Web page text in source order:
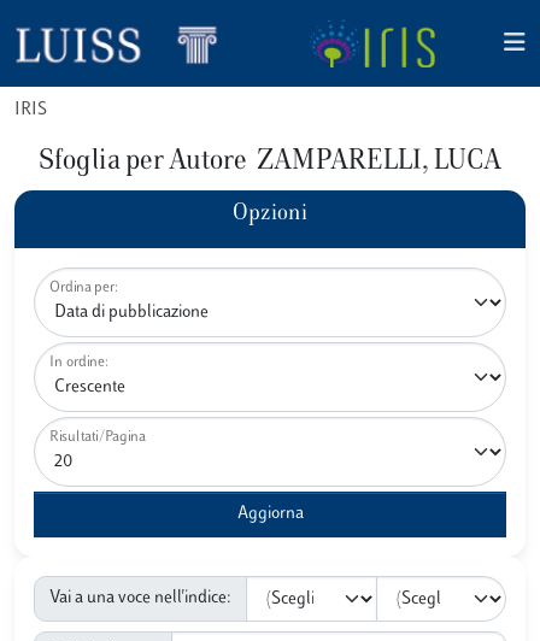
IRIS
Sfoglia per Autore ZAMPARELLI, LUCA
Opzioni
Ordina per:
In ordine:
Risultati/Pagina
Vai a una voce nell'indice: